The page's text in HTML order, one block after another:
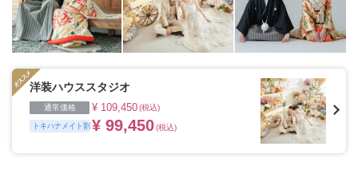
洋装ハウススタジオ
通常価格 ¥ 109,450(税込)
トキハナメイト割 ¥ 99,450(税込)